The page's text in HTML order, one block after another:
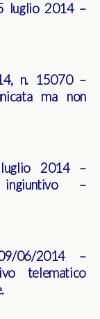
luglio 2014 –
n. 15070 –
ma non
2014 –
–
06/2014 –
telematico